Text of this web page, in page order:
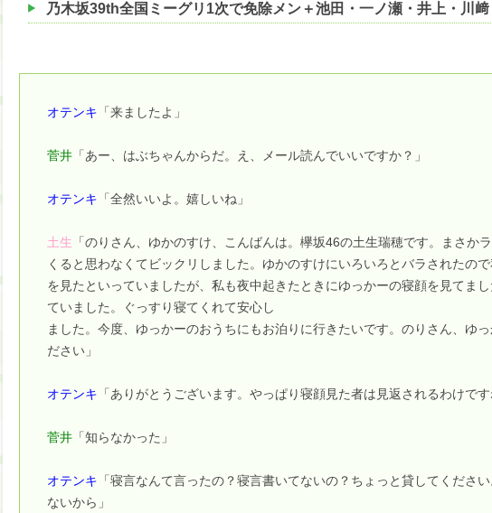
乃木坂39th全国ミーグリ1次で免除メン＋池田・一ノ瀬・井上・川
【櫻坂46】ミーグリで喧嘩！？山下瞳月、これはマジギレしてる
【日向坂46】この月、何かあるのか！？『お願いバッハ！』ミーグ
【朗報】増田三莉音さんの生足wwwwwwwwwwww
【川﨑桜】まあ、でも筑駒は断れないだろ？
筒井あやめ、アレをチラリ。こういう偶然の方が官能的だよな？
Powered by livedoor 相互RSS
オテンキ 「来ましたよ」
菅井 「あー、はぶちゃんからだ。え、メール読んでいいですか？」
オテンキ 「全然いいよ。嬉しいね」
土生 「のりさん、ゆかのすけ、こんばんは。欅坂46の土生瑞穂です。まさか
くると思わなくてビックリしました。ゆかのすけにいろいろとバラされたの
を見たといっていましたが、私も夜中起きたときにゆっかーの寝顔を見てま
ていました。ぐっすり寝てくれて安心し
ました。今度、ゆっかーのおうちにもお泊りに行きたいです。のりさん、ゆ
ださい」
オテンキ 「ありがとうございます。やっぱり寝顔見た者は見返されるわけです
菅井 「知らなかった」
オテンキ 「寝言なんて言ったの？寝言書いてないの？ちょっと貸してくださ
ないから」